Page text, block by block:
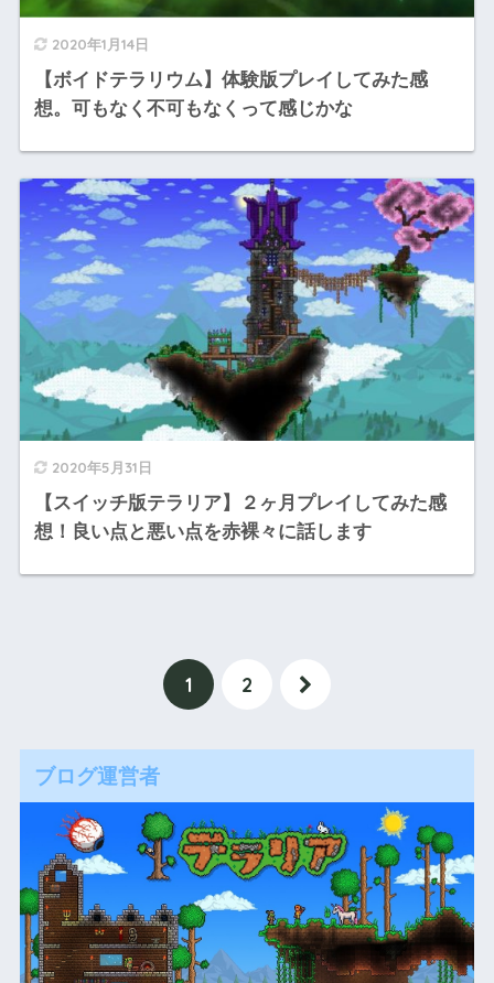
2020年1月14日
【ボイドテラリウム】体験版プレイしてみた感
想。可もなく不可もなくって感じかな
2020年5月31日
【スイッチ版テラリア】２ヶ月プレイしてみた感
想！良い点と悪い点を赤裸々に話します
1 2
ブログ運営者